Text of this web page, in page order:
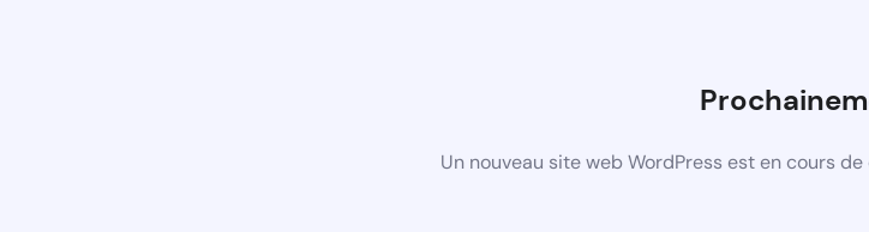
Un nouveau site web WordPress est en cours